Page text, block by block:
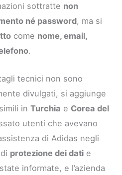
sottratte non
né password, ma si
come nome, email,
.
tecnici non sono
divulgati, si aggiunge
inTurchia e Corea del
utenti che avevano
di Adidas negli
protezione dei dati e
informate, e l’azienda